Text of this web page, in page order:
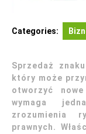
Categories:
Sprzedaż
który może
otworzyć
wymaga
zrozumienia
prawnych.